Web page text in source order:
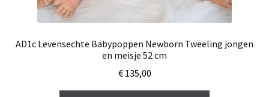
AD1c Levensechte Babypoppen Newborn Tweeling jongen
en meisje 52 cm
€135,00